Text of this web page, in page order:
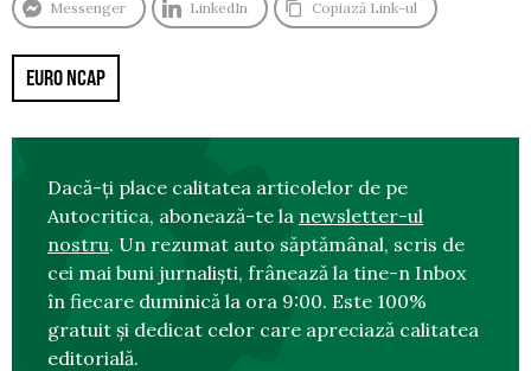
Messenger LinkedIn Copiază Link-ul
EURO NCAP
Dacă-ți place calitatea articolelor de pe
Autocritica, abonează-te la newsletter-ul
nostru. Un rezumat auto săptămânal, scris de
cei mai buni jurnaliști, frânează la tine-n Inbox
în fiecare duminică la ora 9:00. Este 100%
gratuit și dedicat celor care apreciază calitatea
editorială.